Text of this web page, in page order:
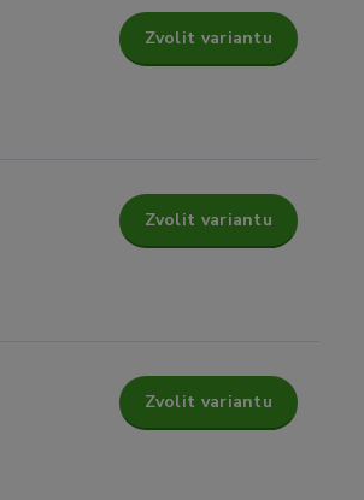
Zvolit variantu
Zvolit variantu
Zvolit variantu